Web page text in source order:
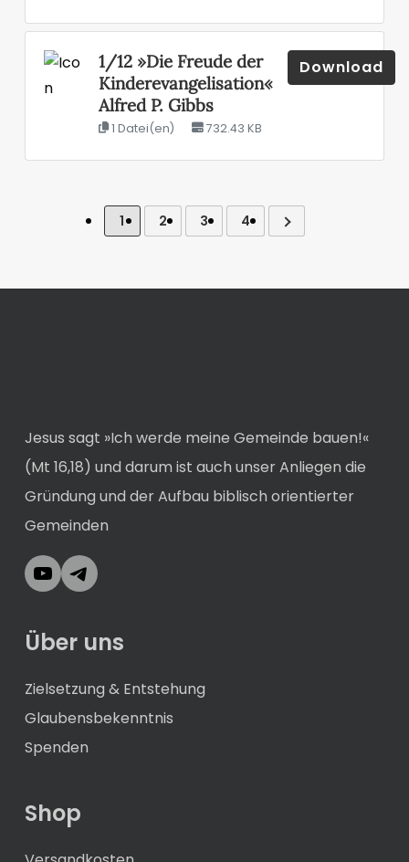
1/12 »Die Freude der
Kinderevangelisation«
Alfred P. Gibbs
1 Datei(en) 732.43 KB
Download
1 2 3 4
Jesus sagt »Ich werde meine Gemeinde bauen!«
(Mt 16,18) und darum ist auch unser Anliegen die
Gründung und der Aufbau biblisch orientierter
Gemeinden
YouTubeTelegram
Über uns
Zielsetzung & Entstehung
Glaubensbekenntnis
Spenden
Shop